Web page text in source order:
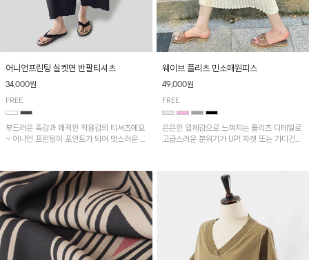
어니언프린팅 실켓면 반팔티셔츠
34,000원
FREE
부드러운 촉감과 쾌적한 착용감의 티셔츠에요
~ 어니언 프린팅이 포인트가 되어 멋스러운 아
웨이브 플리츠 민소매원피스
49,000원
FREE
은은한 입체감으로 느껴지는 플리츠 디테일로
고급스러운 분위기가 UP! 자켓 또는 가디건과